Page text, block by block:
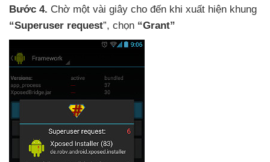
Bước 4. Chờ một vài giây cho đến khi xuất hiện khung
“Superuser request”, chọn “Grant”